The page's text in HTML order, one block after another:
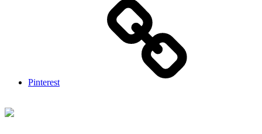
Pinterest